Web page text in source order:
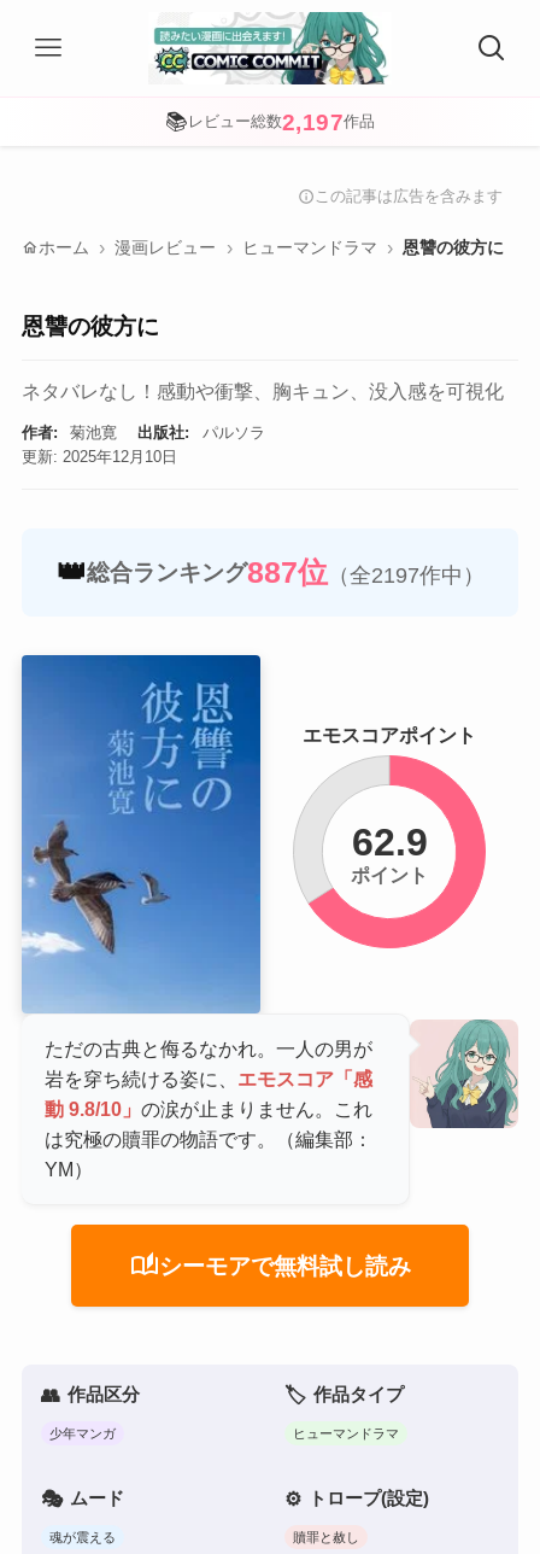
📚 レビュー総数2,197作品
info この記事は広告を含みます
home ホーム 漫画レビュー ヒューマンドラマ 恩讐の彼方に
恩讐の彼方に
ネタバレなし！感動や衝撃、胸キュン、没入感を可視化
作者: 菊池寛 出版社:
パルソラ
更新: 2025年12月10日
👑総合ランキング887位（全2197作中）
ただの古典と侮るなかれ。一人の男が
岩を穿ち続ける姿に、 エモスコア「感
動 9.8/10」の涙が止まりません。これ
は究極の贖罪の物語です。（編集部：
YM）
auto_storiesシーモアで無料試し読み
エモスコアポイント
62.9
ポイント
作品区分
少年マンガ
作品タイプ
ヒューマンドラマ
ムード
魂が震える
トロープ(設定)
贖罪と赦し